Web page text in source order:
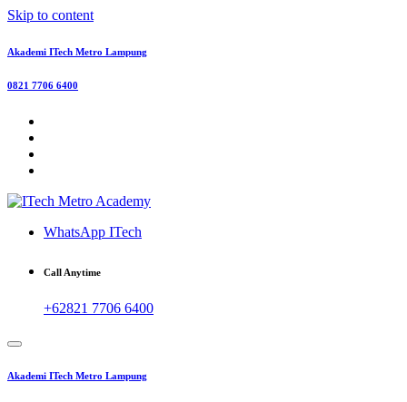
Skip to content
Akademi ITech Metro Lampung
0821 7706 6400
WhatsApp ITech
Call Anytime
+62821 7706 6400
Akademi ITech Metro Lampung